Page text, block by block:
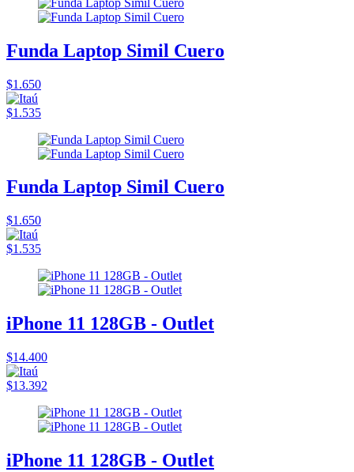
Funda Laptop Simil Cuero
$1.650
$1.535
Funda Laptop Simil Cuero
$1.650
$1.535
iPhone 11 128GB - Outlet
$14.400
$13.392
iPhone 11 128GB - Outlet